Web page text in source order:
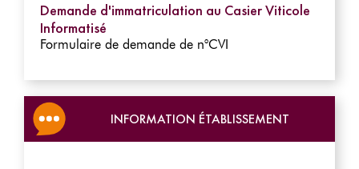
Demande d'immatriculation au Casier Viticole
Informatisé
Formulaire de demande de n°CVI
INFORMATION ÉTABLISSEMENT